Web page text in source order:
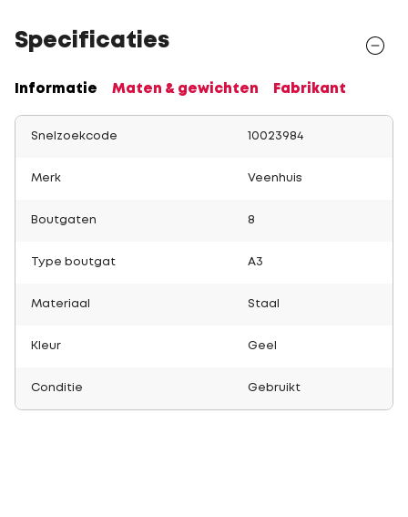
Specificaties
Informatie Maten & gewichten Fabrikant
Snelzoekcode 10023984
Merk Veenhuis
Boutgaten 8
Type boutgat A3
Materiaal Staal
Kleur Geel
Conditie Gebruikt